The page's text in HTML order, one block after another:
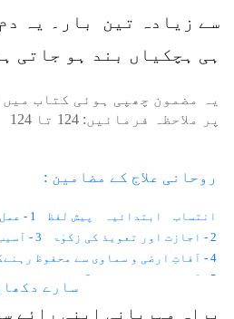
سے زیادہ تین بار۔ یہ
ہی ہچکیاں بند ہو جاتی
یہ مضمون چھپی ہوئی کتاب
پر ملاحظہ فرمائیں: 124 تا 124
روحانی علاج کے مضامین :
انتساب ابتدائیہ پیش لفظ
1 - عمل اور عامل حضرات
2 - اجازت اور تعویذ کی زکوٰۃ
3 - آسیب کا علاج
4 - آفاتِ ارضی و سماوی سے محفوظ رہنےکا طریقہ
5 - آنکھوں کے امراض
6 - موتیا اور پڑبال
سارے
براہِ مہربانی اپنی رائے